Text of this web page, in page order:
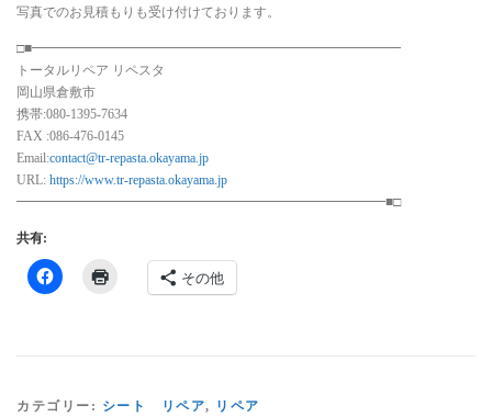
写真でのお見積もりも受け付けております。
□■━━━━━━━━━━━━━━━━━━━━━━━━━━━━
トータルリペア リペスタ
岡山県倉敷市
携帯:080-1395-7634
FAX :086-476-0145
Email:contact@tr-repasta.okayama.jp
URL: https://www.tr-repasta.okayama.jp
━━━━━━━━━━━━━━━━━━━━━━━━━━━━■□
共有:
その他
カテゴリー: シート リペア, リペア